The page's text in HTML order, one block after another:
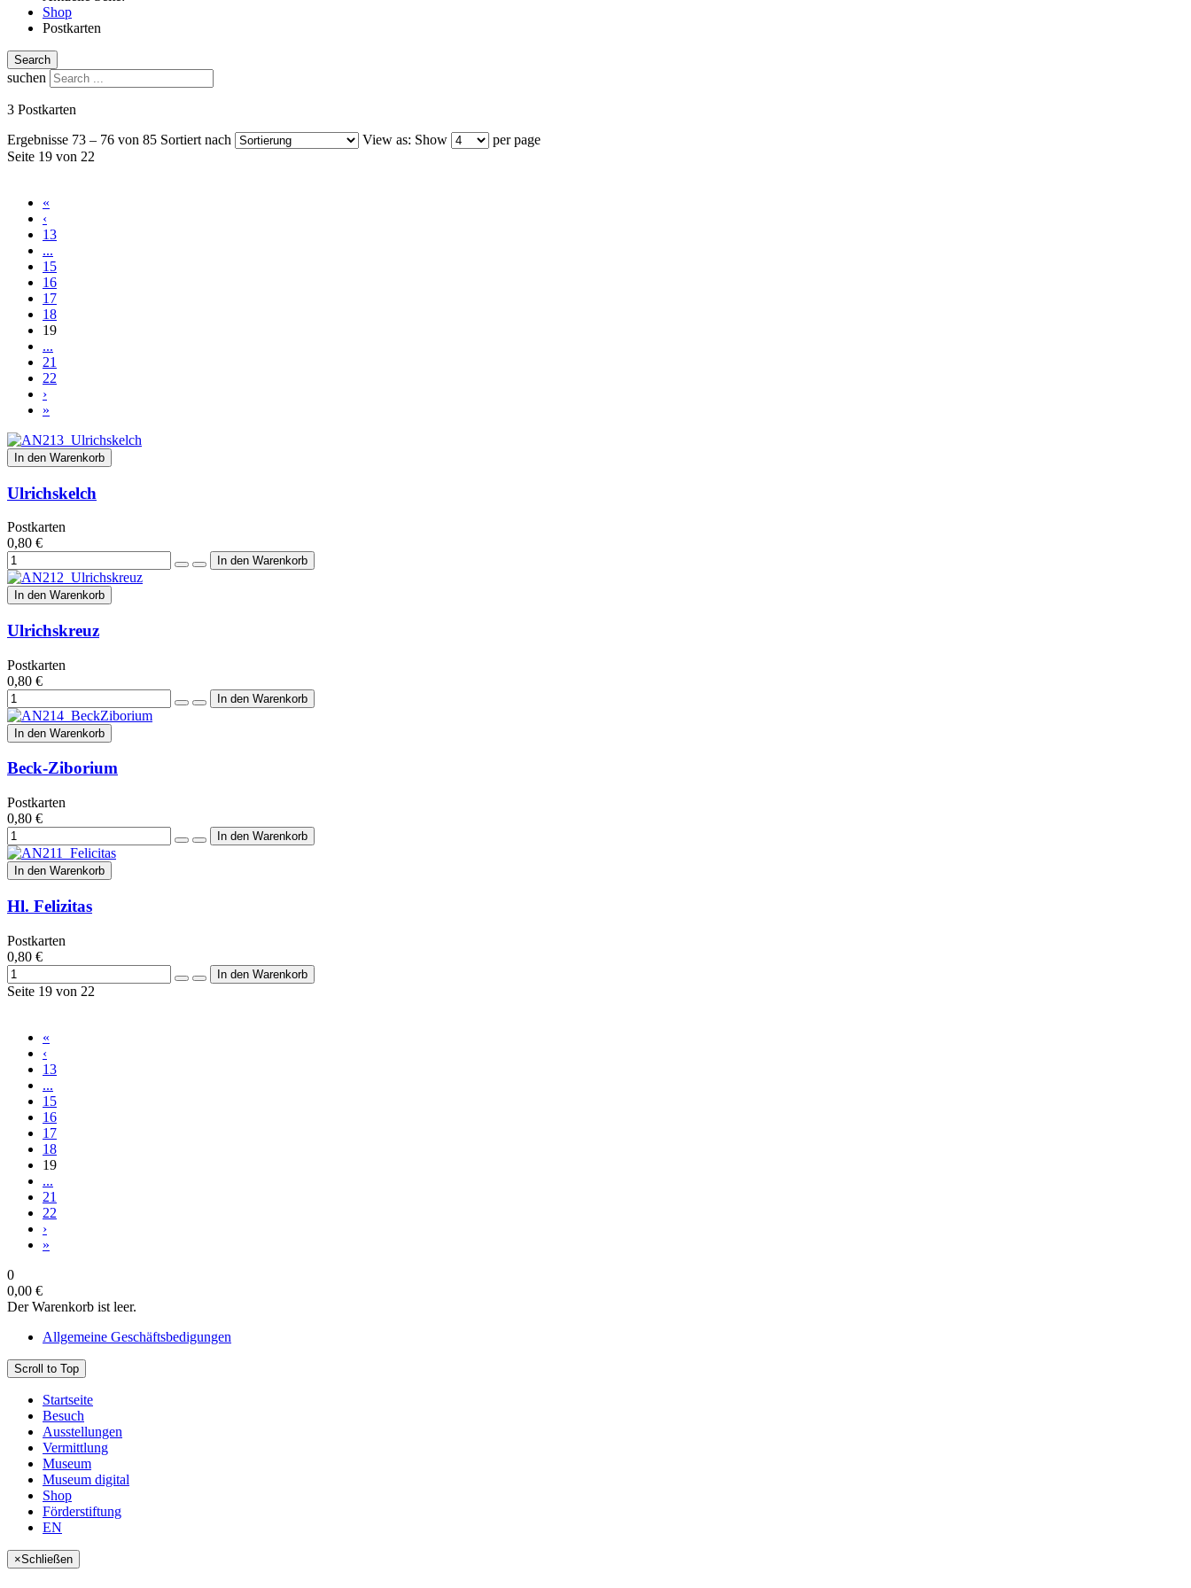
Shop
Postkarten
Search
suchen
3 Postkarten
Ergebnisse 73 – 76 von 85 Sortiert nach View as: Show
per page
Seite 19 von 22
«
‹
13
...
15
16
17
18
19
...
21
22
›
»
In den Warenkorb
Ulrichskelch
Postkarten
0,80 €
In den Warenkorb
Ulrichskreuz
Postkarten
0,80 €
In den Warenkorb
Beck-Ziborium
Postkarten
0,80 €
In den Warenkorb
Hl. Felizitas
Postkarten
0,80 €
Seite 19 von 22
«
‹
13
...
15
16
17
18
19
...
21
22
›
»
0
0,00 €
Der Warenkorb ist leer.
Allgemeine Geschäftsbedigungen
Scroll to Top
Startseite
Besuch
Ausstellungen
Vermittlung
Museum
Museum digital
Shop
Förderstiftung
EN
×Schließen